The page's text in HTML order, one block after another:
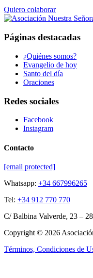
Quiero colaborar
Páginas destacadas
¿Quiénes somos?
Evangelio de hoy
Santo del día
Oraciones
Redes sociales
Facebook
Instagram
Contacto
[email protected]
Whatsapp: +34 667996265
Tel: +34 912 770 770
C/ Balbina Valverde, 23 –
Copyright © 2026
Términos, Condiciones de